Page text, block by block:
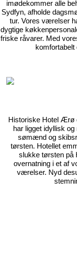
imødekommer alle
Sydfyn, afholde
tur. Vores værelser
dygtige
friske råvarer. Med
komfortabelt
Historiske Hotel Ærø
har ligget idyllisk
sømænd og
tørsten. Hotellet
slukke tørsten på
overnatning i et af
værelser. Nyd